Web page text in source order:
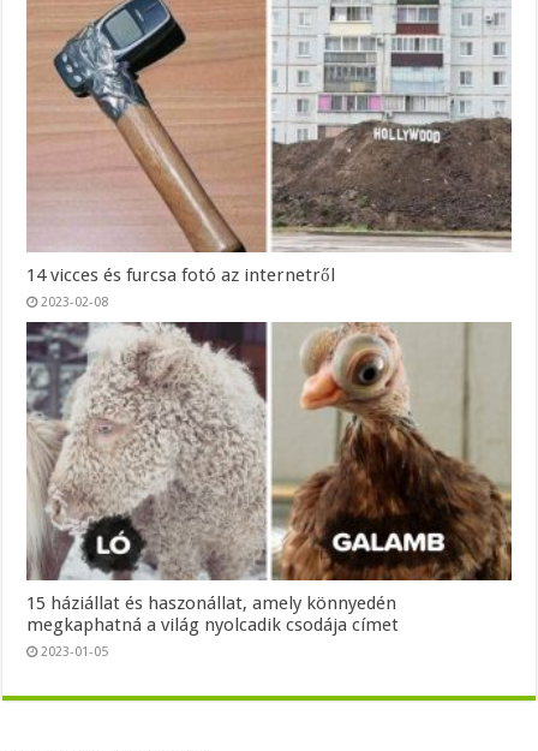
14 vicces és furcsa fotó az internetről
2023-02-08
15 háziállat és haszonállat, amely könnyedén
megkaphatná a világ nyolcadik csodája címet
2023-01-05